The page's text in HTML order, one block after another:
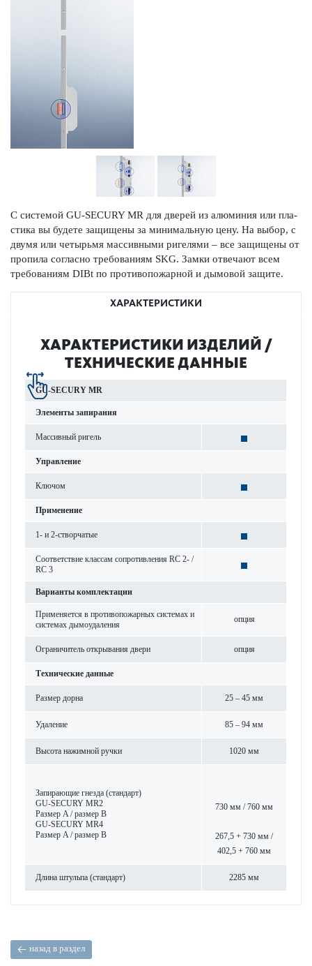
С сис­темой GU-SECURY MR для дверей из алюминия или пла­
стика вы будете защищены за минимальную цену. На выбор, с
двумя или чет­ырьмя масс­ивными риг­е­лями – все защищены от
пропила согласно требованиям SKG. Замки отве­чают всем
требованиям DIBt по против­опожарной и дымовой защите.
ХАРАКТЕРИСТИКИ
ХАР­АКТЕР­И­С­ТИКИ ИЗДЕЛИЙ /
ТЕХНИЧЕСКИЕ ДАННЫЕ
GU-SECURY MR
Элементы запирания
Масс­ивный ригель
Управ­ление
Ключом
Применение
1- и 2-створ­чатые
Соотв­е­тствие классам сопрот­ив­ления RC 2- /
RC 3
Вар­ианты комплектации
Применяется в против­опожарных сис­темах и
сис­темах дымоуда­л­ения
опция
Ограничитель открывания двери опция
Технические данные
Размер дорна 25 – 45 мм
Уда­л­ение 85 – 94 мм
Высота нажимной ручки 1020 мм
Запи­рающие гнезда (стандарт)
GU-SECURY MR2
Размер A / размер B
GU-SECURY MR4
Размер A / размер B
730 мм / 760 мм
267,5 + 730 мм /
402,5 + 760 мм
Длина штульпа (стандарт) 2285 мм
назад в раздел